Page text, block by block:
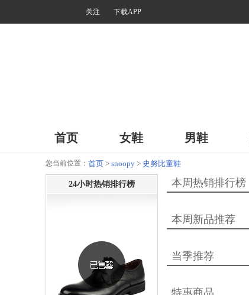
关注 下载APP
首页 女鞋 男鞋
您当前位置： 首页 > snoopy > 史努比童鞋
24小时热销排行榜 本周热销排行榜
本周新品推荐
当季推荐
特惠商品